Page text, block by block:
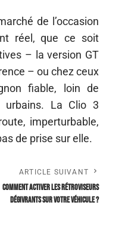
de l’occasion
réel, que ce soit
– la version GT
– ou chez ceux
fiable, loin de
urbains. La Clio 3
imperturbable,
de prise sur elle.
ARTICLE SUIVANT
Comment activer les rétroviseurs
dégivrants sur votre véhicule ?